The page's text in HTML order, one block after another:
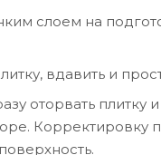
слоем на
вдавить и
оторвать плитку
Корректировку